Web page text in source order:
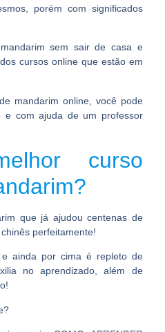
porém com significados
sem sair de casa e
cursos online que estão em
mandarim online, você pode
e com ajuda de um professor
curso
que já ajudou centenas de
perfeitamente!
ainda por cima é repleto de
no aprendizado, além de